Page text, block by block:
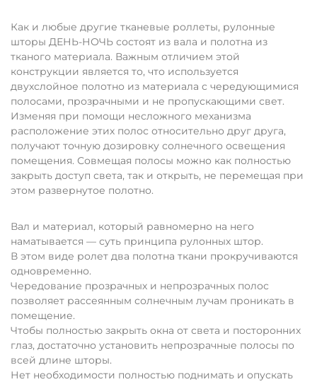
Как и любые другие тканевые роллеты, рулонные
шторы ДЕНЬ-НОЧЬ состоят из вала и полотна из
тканого материала. Важным отличием этой
конструкции является то, что используется
двухслойное полотно из материала с чередующимися
полосами, прозрачными и не пропускающими свет.
Изменяя при помощи несложного механизма
расположение этих полос относительно друг друга,
получают точную дозировку солнечного освещения
помещения. Совмещая полосы можно как полностью
закрыть доступ света, так и открыть, не перемещая при
этом развернутое полотно.
Вал и материал, который равномерно на него
наматывается — суть принципа рулонных штор.
В этом виде ролет два полотна ткани прокручиваются
одновременно.
Чередование прозрачных и непрозрачных полос
позволяет рассеянным солнечным лучам проникать в
помещение.
Чтобы полностью закрыть окна от света и посторонних
глаз, достаточно установить непрозрачные полосы по
всей длине шторы.
Нет необходимости полностью поднимать и опускать